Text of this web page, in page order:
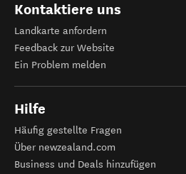
Kontaktiere uns
Landkarte anfordern
Feedback zur Website
Ein Problem melden
Hilfe
Häufig gestellte Fragen
Über newzealand.com
Business und Deals hinzufügen